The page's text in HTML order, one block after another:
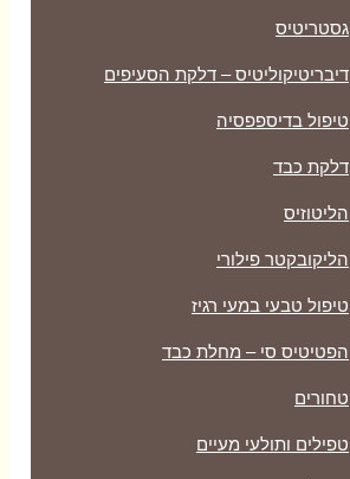
גסטריטיס
דיבריטיקוליטיס – דלקת הסעיפים
טיפול בדיספפסיה
דלקת כבד
הליטוזיס
הליקובקטר פילורי
טיפול טבעי במעי רגיז
הפטיטיס סי – מחלת כבד
טחורים
טפילים ותולעי מעיים